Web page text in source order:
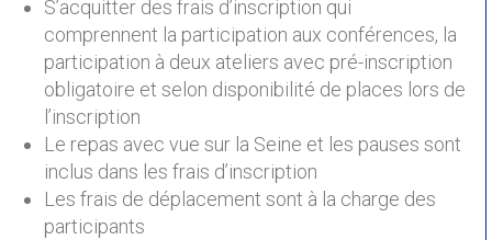
S’acquitter des frais d’inscription qui
comprennent la participation aux conférences, la
participation à deux ateliers avec pré-inscription
obligatoire et selon disponibilité de places lors de
l’inscription
Le repas avec vue sur la Seine et les pauses sont
inclus dans les frais d’inscription
Les frais de déplacement sont à la charge des
participants